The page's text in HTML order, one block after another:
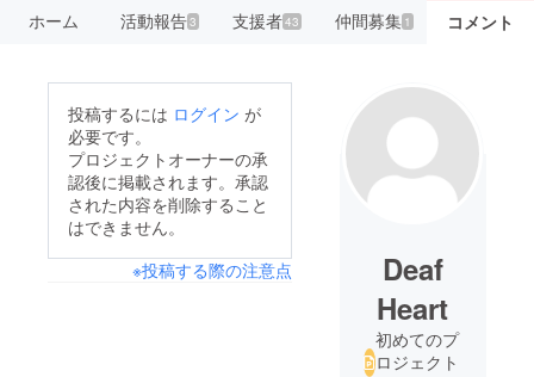
ホーム 活動報告3 支援者43 仲間募集 1 コメント
投稿するには ログイン が
必要です。
プロジェクトオーナーの承
認後に掲載されます。承認
された内容を削除すること
はできません。
※投稿する際の注意点
Deaf
Heart
初めてのプ
ロジェクト